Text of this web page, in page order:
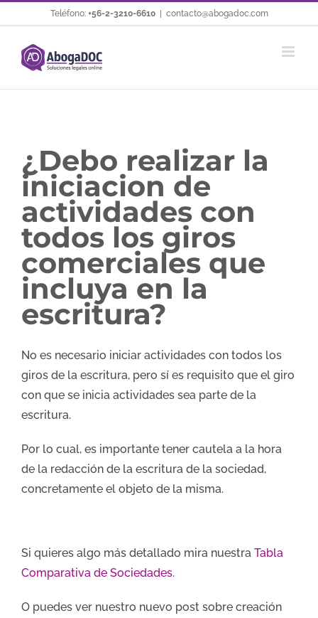
al
contenido
Teléfono: +56-2-3210-6610 contacto@abogadoc.com
¿Debo realizar la
iniciacion de
actividades con
todos los giros
comerciales que
incluya en la
escritura?
No es necesario iniciar actividades con todos los
giros de la escritura, pero sí es requisito que el giro
con que se inicia actividades sea parte de la
escritura.
Por lo cual, es importante tener cautela a la hora
de la redacción de la escritura de la sociedad,
concretamente el objeto de la misma.
Si quieres algo más detallado mira nuestra Tabla
Comparativa de Sociedades.
O puedes ver nuestro nuevo post sobre creación